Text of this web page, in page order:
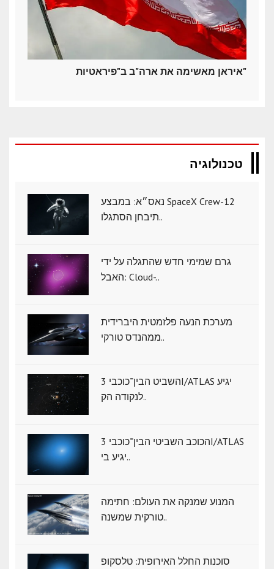
איראן מאשימה את ארה"ב ב"פיראטיות"
טכנולוגיה
נאס״א: במבצע SpaceX Crew-12
תיבחן הסתגלו..
גרם שמימי חדש שהתגלה על ידי
האבל: Cloud-..
מערכת הנעה פלזמטית היברידית
ממהנדס טורקי..
השביט הבין־כוכבי 3I/ATLAS יגיע
לנקודה הק..
הכוכב השביטי הבין־כוכבי 3I/ATLAS
יגיע בי..
המנוע שמנקה את העולם: חתימה
טורקית שמשנה..
סוכנות החלל האירופית: טלסקופ